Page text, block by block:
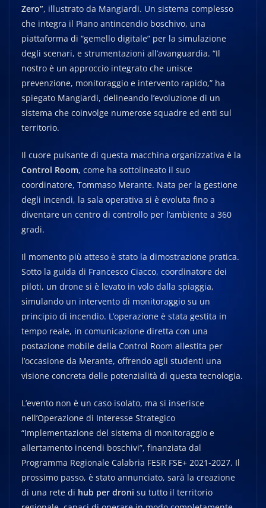
Zero”, illustrato da Mangiardi. Un sistema complesso
che integra il Piano antincendio boschivo, una
piattaforma di “gemello digitale” per la simulazione
degli scenari, e strumentazioni all’avanguardia. “Il
nostro è un approccio integrato che unisce
prevenzione, monitoraggio e intervento rapido,” ha
spiegato Mangiardi, delineando l’evoluzione di un
sistema che coinvolge numerose squadre ed enti sul
territorio.
Il cuore pulsante di questa macchina organizzativa è la
Control Room, come ha sottolineato il suo
coordinatore, Tommaso Merante. Nata per la gestione
degli incendi, la sala operativa si è evoluta fino a
diventare un centro di controllo per l’ambiente a 360
gradi.
Il momento più atteso è stato la dimostrazione pratica.
Sotto la guida di Francesco Ciacco, coordinatore dei
piloti, un drone si è levato in volo dalla spiaggia,
simulando un intervento di monitoraggio su un
principio di incendio. L’operazione è stata gestita in
tempo reale, in comunicazione diretta con una
postazione mobile della Control Room allestita per
l’occasione da Merante, offrendo agli studenti una
visione concreta delle potenzialità di questa tecnologia.
L’evento non è un caso isolato, ma si inserisce
nell’Operazione di Interesse Strategico
“Implementazione del sistema di monitoraggio e
allertamento incendi boschivi”, finanziata dal
Programma Regionale Calabria FESR FSE+ 2021-2027. Il
prossimo passo, è stato annunciato, sarà la creazione
di una rete di hub per droni su tutto il territorio